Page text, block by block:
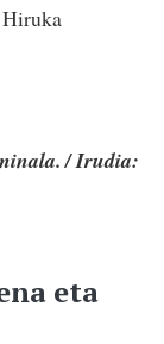
/ Irudia:
eta